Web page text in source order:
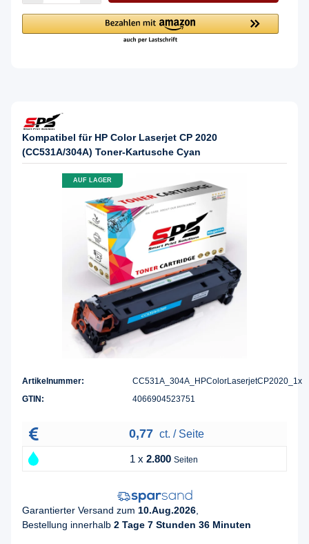
Kompatibel für HP Color Laserjet CP 2020
(CC531A/304A) Toner-Kartusche Cyan
AUF LAGER
Artikelnummer:
CC531A_304A_HPColorLaserjetCP2020_1x
GTIN:
4066904523751
0,77 ct. / Seite
1 x 2.800 Seiten
Garantierter Versand zum 10.Aug.2026
Bestellung innerhalb 2 Tage 7 Stunden 36 Minuten